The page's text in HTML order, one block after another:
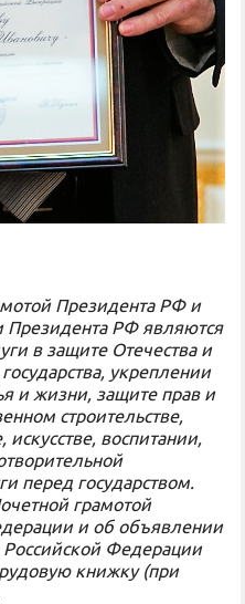
Президента РФ и
Президента РФ являются
в защите Отечества и
укреплении
и жизни, защите прав и
строительстве,
искусстве, воспитании,
перед государством.
грамотой
и об объявлении
Российской Федерации
книжку (при